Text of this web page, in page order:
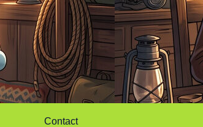
Contact